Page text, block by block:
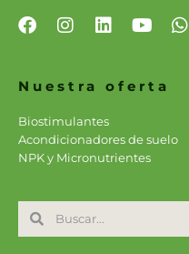
F
e
b
o
o
k
I
t
a
g
r
a
L
k
e
d
i
n
Y
t
u
e
W
Nuestra oferta
Biostimulantes
Acondicionadores de suelo
NPK y Micronutrientes
SearchSearch